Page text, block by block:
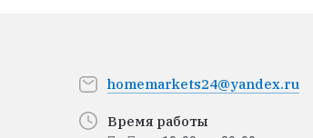
homemarkets24@yandex.ru
Время работы